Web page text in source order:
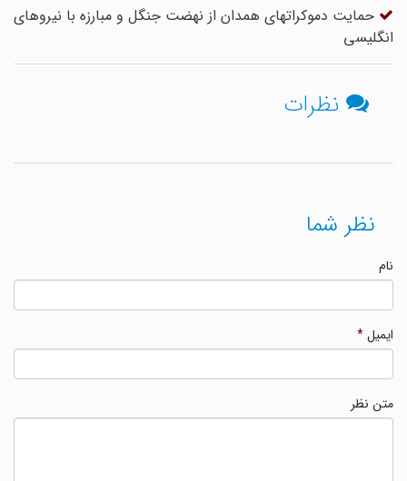
حمایت دموکراتهای همدان از نهضت جنگل و مبارزه با نیروهای
انگلیسی
نظرات
نظر شما
ایمیل*
متن نظر